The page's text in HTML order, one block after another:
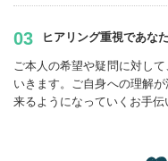
03 ヒアリング重視であな
ご本人の希望や疑問に対し
いきます。ご自身への理解
来るようになっていくお手伝